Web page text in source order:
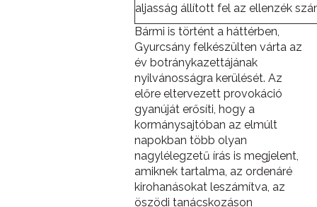
aljasság állított fel az ellenzék
Bármi is történt a háttérben,
Gyurcsány felkészülten várta az
év botránykazettájának
nyilvánosságra kerülését. Az
előre eltervezett provokáció
gyanúját erősíti, hogy a
kormánysajtóban az elmúlt
napokban több olyan
nagylélegzetű írás is megjelent,
amiknek tartalma, az ordenáré
kirohanásokat leszámítva, az
öszödi tanácskozáson